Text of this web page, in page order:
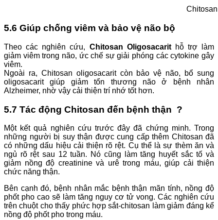
5.6 Giúp chống viêm và bảo vệ não bộ
Theo các nghiên cứu, Chitosan Oligosacarithỗ trợ làm
giảm viêm trong não, ức chế sự giải phóng các cytokine gây
viêm.
Ngoài ra, Chitosan oligosacarit còn bảo vệ não, bổ sung
oligosacarit giúp giảm tổn thương não ở bệnh nhân
Alzheimer, nhờ vậy cải thiện trí nhớ tốt hơn.
5.7 Tác động Chitosan đến bệnh thận ?
Một kết quả nghiên cứu trước đây đã chứng minh. Trong
những người bị suy thận được cung cấp thêm Chitosan đã
có những dấu hiệu cải thiện rõ rệt. Cụ thể là sự thèm ăn và
ngủ rõ rệt sau 12 tuần. Nó cũng làm tăng huyết sắc tố và
giảm nồng độ creatinine và urê trong máu, giúp cải thiện
chức năng thận.
Bên cạnh đó, bệnh nhân mắc bệnh thận mãn tính, nồng độ
phốt pho cao sẽ làm tăng nguy cơ tử vong. Các nghiên cứu
trên chuột cho thấy phức hợp sắt-chitosan làm giảm đáng kể
nồng độ phốt pho trong máu.